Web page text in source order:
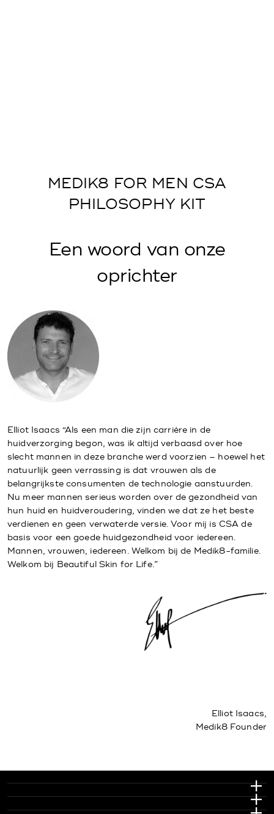
MEDIK8 FOR MEN CSA
PHILOSOPHY KIT
Een woord van onze
oprichter
Elliot Isaacs “Als een man die zijn carrière in de
huidverzorging begon, was ik altijd verbaasd over hoe
slecht mannen in deze branche werd voorzien – hoewel het
natuurlijk geen verrassing is dat vrouwen als de
belangrijkste consumenten de technologie aanstuurden.
Nu meer mannen serieus worden over de gezondheid van
hun huid en huidveroudering, vinden we dat ze het beste
verdienen en geen verwaterde versie. Voor mij is CSA de
basis voor een goede huidgezondheid voor iedereen.
Mannen, vrouwen, iedereen. Welkom bij de Medik8-familie.
Welkom bij Beautiful Skin for Life.”
Elliot Isaacs,
Medik8 Founder